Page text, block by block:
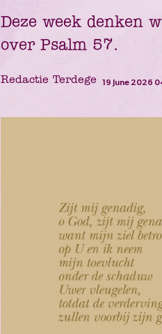
Deze week denken
over Psalm 57.
Redactie Terdege 19 June 2026